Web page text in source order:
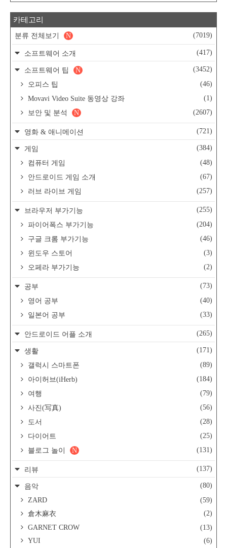
카테고리
분류 전체보기 (7019)
N
소프트웨어 소개 (417)
소프트웨어 팁 (3452)
N
오피스 팁
(46)
Movavi Video Suite 동영상 강좌
(1)
보안 및 분석
(2607)
N
영화 & 애니메이션 (721)
게임
(384)
컴퓨터 게임
(48)
안드로이드 게임 소개
(67)
러브 라이브 게임
(257)
브라우저 부가기능
(255)
파이어폭스 부가기능
(204)
구글 크롬 부가기능
(46)
윈도우 스토어
(3)
오페라 부가기능
(2)
공부
(73)
영어 공부
(40)
일본어 공부
(33)
안드로이드 어플 소개 (265)
생활
(171)
갤럭시 스마트폰
(89)
아이허브(iHerb)
(184)
여행
(79)
사진(写真)
(56)
도서
(28)
다이어트
(25)
블로그 놀이
(131)
N
리뷰 (137)
음악
(80)
ZARD
(59)
倉木麻衣
(2)
GARNET CROW
(13)
YUI
(6)